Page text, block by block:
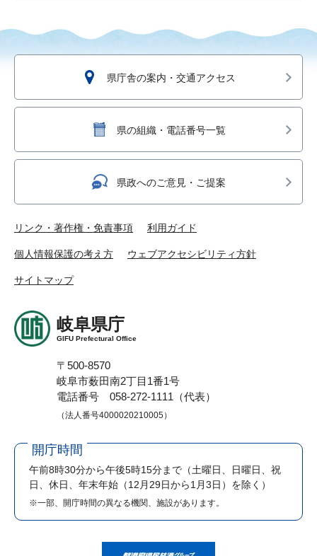
県庁舎の案内・交通アクセス
県の組織・電話番号一覧
県政へのご意見・ご提案
リンク・著作権・免責事項 利用ガイド
個人情報保護の考え方 ウェブアクセシビリティ方針
サイトマップ
岐阜県庁
GIFU Prefectural Office
〒500-8570
岐阜市薮田南2丁目1番1号
電話番号 058-272-1111（代表）
（法人番号4000020210005）
開庁時間
午前8時30分から午後5時15分まで （土曜日、日曜日、祝
日、休日、年末年始（12月29日から1月3日）を除く）
※一部、開庁時間の異なる機関、施設があります。